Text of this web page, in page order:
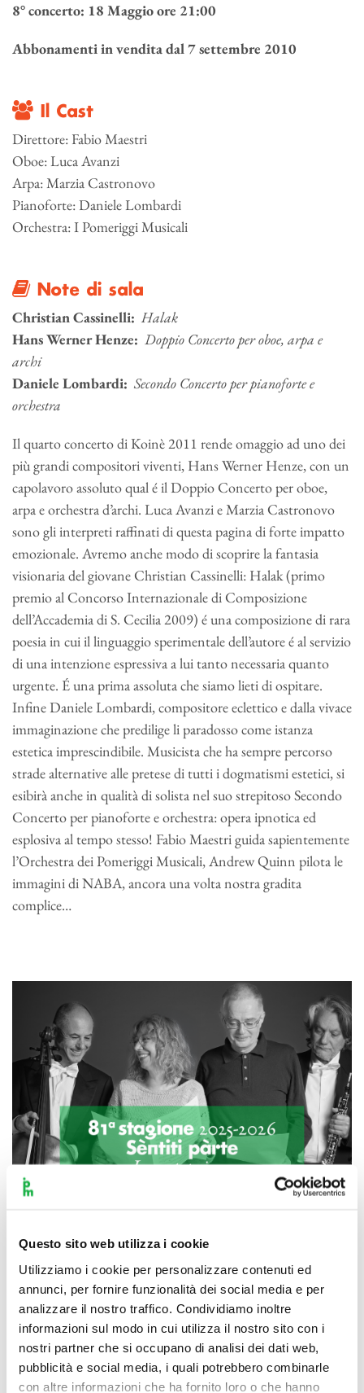
Questo sito web utilizza i cookie
Utilizziamo i cookie per personalizzare contenuti ed
annunci, per fornire funzionalità dei social media e per
analizzare il nostro traffico. Condividiamo inoltre
informazioni sul modo in cui utilizza il nostro sito con i
nostri partner che si occupano di analisi dei dati web,
pubblicità e social media, i quali potrebbero combinarle
con altre informazioni che ha fornito loro o che hanno
8° concerto: 18 Maggio ore 21:00
Abbonamenti in vendita dal 7 settembre 2010
Il Cast
Direttore: Fabio Maestri
Oboe: Luca Avanzi
Arpa: Marzia Castronovo
Pianoforte: Daniele Lombardi
Orchestra: I Pomeriggi Musicali
Note di sala
Christian Cassinelli: Halak
Hans Werner Henze: Doppio Concerto per oboe, arpa e
archi
Daniele Lombardi: Secondo Concerto per pianoforte e
orchestra
Il quarto concerto di Koinè 2011 rende omaggio ad uno dei
più grandi compositori viventi, Hans Werner Henze, con un
capolavoro assoluto qual é il Doppio Concerto per oboe,
arpa e orchestra d’archi. Luca Avanzi e Marzia Castronovo
sono gli interpreti raffinati di questa pagina di forte impatto
emozionale. Avremo anche modo di scoprire la fantasia
visionaria del giovane Christian Cassinelli: Halak (primo
premio al Concorso Internazionale di Composizione
dell’Accademia di S. Cecilia 2009) é una composizione di rara
poesia in cui il linguaggio sperimentale dell’autore é al servizio
di una intenzione espressiva a lui tanto necessaria quanto
urgente. É una prima assoluta che siamo lieti di ospitare.
Infine Daniele Lombardi, compositore eclettico e dalla vivace
immaginazione che predilige li paradosso come istanza
estetica imprescindibile. Musicista che ha sempre percorso
strade alternative alle pretese di tutti i dogmatismi estetici, si
esibirà anche in qualità di solista nel suo strepitoso Secondo
Concerto per pianoforte e orchestra: opera ipnotica ed
esplosiva al tempo stesso! Fabio Maestri guida sapientemente
l’Orchestra dei Pomeriggi Musicali, Andrew Quinn pilota le
immagini di NABA, ancora una volta nostra gradita
complice…
Scopri di più